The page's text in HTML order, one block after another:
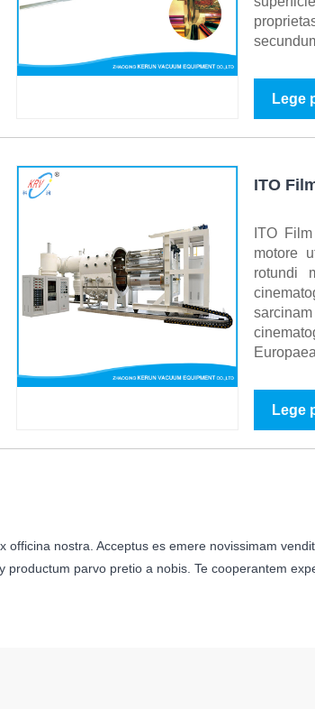
Lege
ITO
ITO
motore
rotundi
Lege
officina nostra. Acceptus es emere novissimam
productum parvo pretio a nobis. Te cooperantem